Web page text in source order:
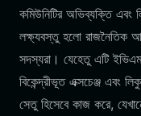
কমিউনিটির অভিব্যক্তি
লক্ষ্যবস্তু হলো রাজনৈতিক
সদস্যরা। যেহেতু এটি
বিকেন্দ্রীভূত এক্সচেঞ্জ এবং
সেতু হিসেবে কাজ করে,